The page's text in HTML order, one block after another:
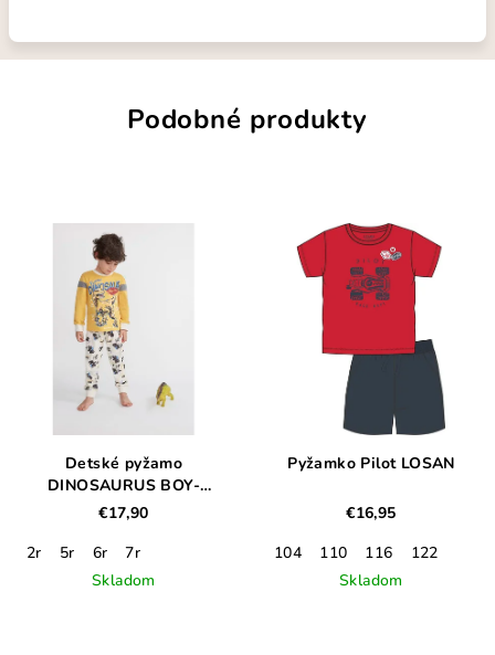
Podobné produkty
Detské pyžamo
DINOSAURUS BOY-
MARRON
€17,90
2r
5r 6r
7r
Skladom
Pyžamko Pilot LOSAN
€16,95
104
110 116
122
Skladom